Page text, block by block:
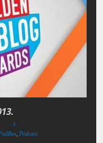
3
, Podcast